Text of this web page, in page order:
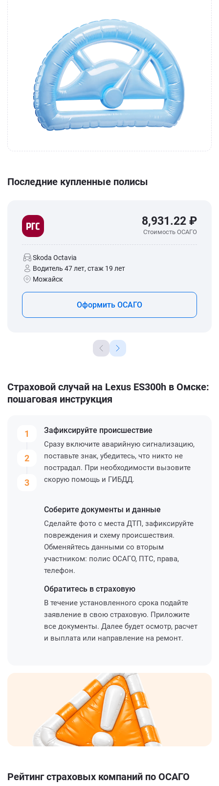
Последние купленные полисы
8,931.22 ₽
Стоимость ОСАГО
Skoda Octavia
Водитель 47 лет, стаж 19 лет
Можайск
Оформить ОСАГО
Страховой случай на Lexus ES300h в Омске:
пошаговая инструкция
1
2
3
Зафиксируйте происшествие
Сразу включите аварийную сигнализацию,
поставьте знак, убедитесь, что никто не
пострадал. При необходимости вызовите
скорую помощь и ГИБДД.
Соберите документы и данные
Сделайте фото с места ДТП, зафиксируйте
повреждения и схему происшествия.
Обменяйтесь данными со вторым
участником: полис ОСАГО, ПТС, права,
телефон.
Обратитесь в страховую
В течение установленного срока подайте
заявление в свою страховую. Приложите
все документы. Далее будет осмотр, расчет
и выплата или направление на ремонт.
Рейтинг страховых компаний по ОСАГО